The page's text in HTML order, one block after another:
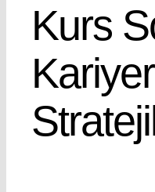
Kurs
Kariyer